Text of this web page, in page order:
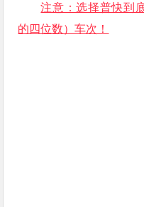
注意：选择普快到
的四位数）车次！